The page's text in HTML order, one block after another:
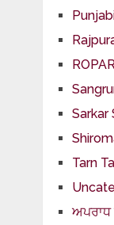
Sarkar
Tarn